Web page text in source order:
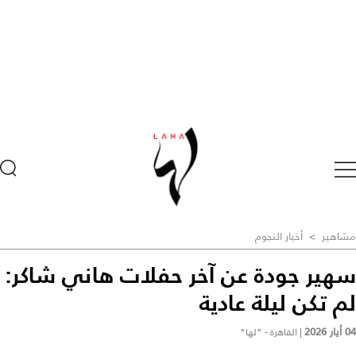
مشاهير > أخبار النجوم
سهير جودة عن آخر حفلات هاني شاكر:
لم تكن ليلة عادية
04 أيار 2026 | القاهرة - "لها"